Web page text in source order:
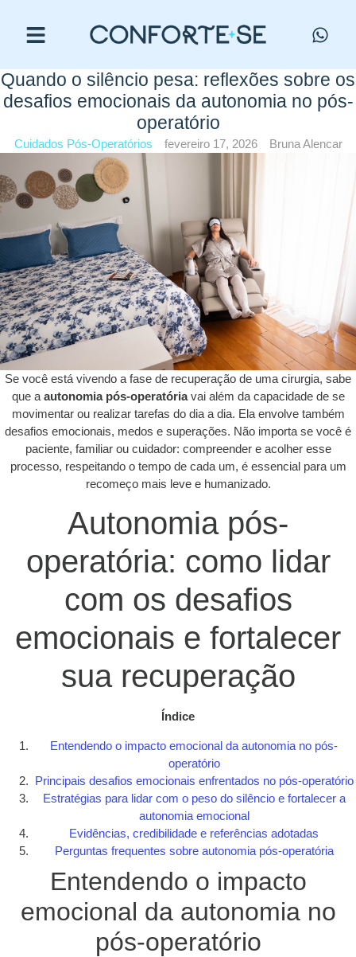
Quando o silêncio pesa: reflexões sobre os
desafios emocionais da autonomia no pós-
operatório
Cuidados Pós-Operatórios fevereiro 17, 2026 Bruna Alencar
Se você está vivendo a fase de recuperação de uma cirurgia, sabe
que a autonomia pós-operatóriavai além da capacidade de se
movimentar ou realizar tarefas do dia a dia. Ela envolve também
desafios emocionais, medos e superações. Não importa se você é
paciente, familiar ou cuidador: compreender e acolher esse
processo, respeitando o tempo de cada um, é essencial para um
recomeço mais leve e humanizado.
Autonomia pós-
operatória: como lidar
com os desafios
emocionais e fortalecer
sua recuperação
Índice
Entendendo o impacto emocional da autonomia no pós-
operatório
Principais desafios emocionais enfrentados no pós-operatório
Estratégias para lidar com o peso do silêncio e fortalecer a
autonomia emocional
Evidências, credibilidade e referências adotadas
Perguntas frequentes sobre autonomia pós-operatória
Entendendo o impacto
emocional da autonomia no
pós-operatório